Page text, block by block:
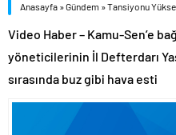
Arca Çorum FK’nin Hazırlık
Kupa Takvimi Belli Oldu: Arca
Olacak?
Dünya Şampiyonu Çorum’da
1. Lig’de Yeni Sezon Bugün
BIST
Anasayfa »Gündem »Tansiyonu
Video Haber – Kamu-Sen’e
yöneticilerinin İl Defterdarı
sırasında buz gibi hava esti